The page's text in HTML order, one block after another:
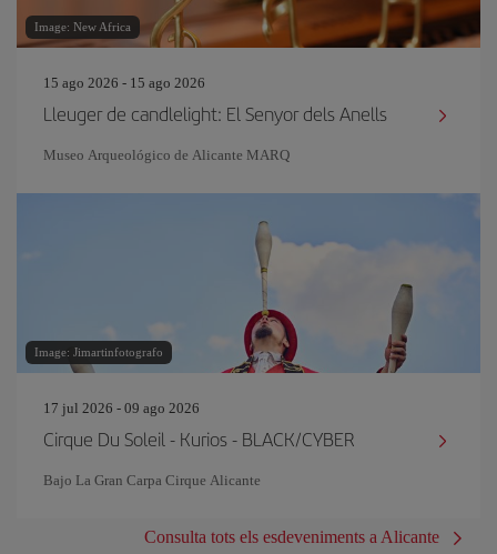
Image: New Africa
15 ago 2026 - 15 ago 2026
Lleuger de candlelight: El Senyor dels Anells
Museo Arqueológico de Alicante MARQ
Image: Jimartinfotografo
17 jul 2026 - 09 ago 2026
Cirque Du Soleil - Kurios - BLACK/CYBER
Bajo La Gran Carpa Cirque Alicante
Consulta tots els esdeveniments a Alicante